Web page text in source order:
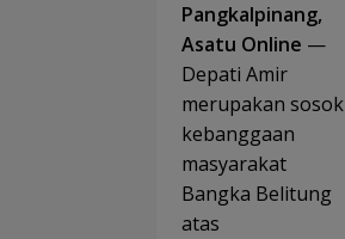
Pangkalpinang,
Asatu Online —
Depati Amir
merupakan sosok
kebanggaan
masyarakat
Bangka Belitung
atas